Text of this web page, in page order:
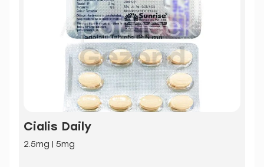
Cialis Daily
2.5mg | 5mg